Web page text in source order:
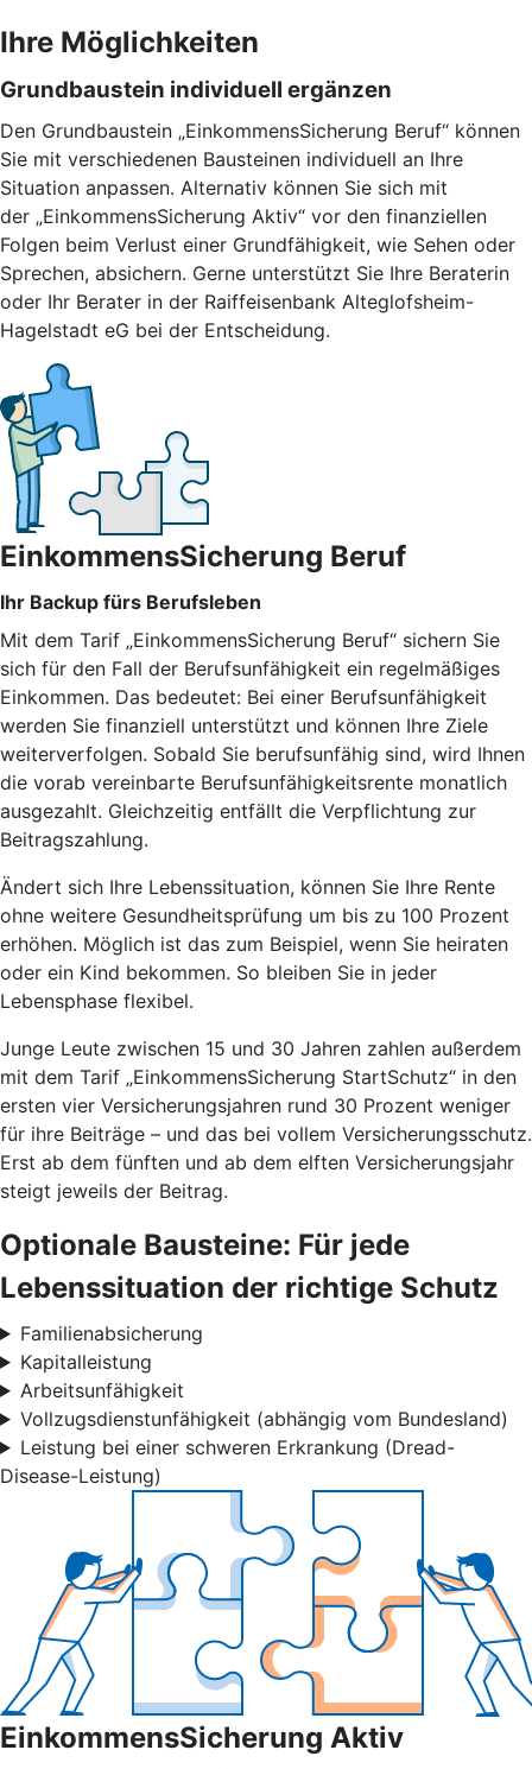
Ihre Möglichkeiten
Grundbaustein individuell ergänzen
Den Grundbaustein „EinkommensSicherung Beruf“ können
Sie mit verschiedenen Bausteinen individuell an Ihre
Situation anpassen. Alternativ können Sie sich mit
der „EinkommensSicherung Aktiv“ vor den finanziellen
Folgen beim Verlust einer Grundfähigkeit, wie Sehen oder
Sprechen, absichern. Gerne unterstützt Sie Ihre Beraterin
oder Ihr Berater in der Raiffeisenbank Alteglofsheim-
Hagelstadt eG bei der Entscheidung.
EinkommensSicherung Beruf
Ihr Backup fürs Berufsleben
Mit dem Tarif „EinkommensSicherung Beruf“ sichern Sie
sich für den Fall der Berufsunfähigkeit ein regelmäßiges
Einkommen. Das bedeutet: Bei einer Berufsunfähigkeit
werden Sie finanziell unterstützt und können Ihre Ziele
weiterverfolgen. Sobald Sie berufsunfähig sind, wird Ihnen
die vorab vereinbarte Berufsunfähigkeitsrente monatlich
ausgezahlt. Gleichzeitig entfällt die Verpflichtung zur
Beitragszahlung.
Ändert sich Ihre Lebenssituation, können Sie Ihre Rente
ohne weitere Gesundheitsprüfung um bis zu 100 Prozent
erhöhen. Möglich ist das zum Beispiel, wenn Sie heiraten
oder ein Kind bekommen. So bleiben Sie in jeder
Lebensphase flexibel.
Junge Leute zwischen 15 und 30 Jahren zahlen außerdem
mit dem Tarif „EinkommensSicherung StartSchutz“ in den
ersten vier Versicherungsjahren rund 30 Prozent weniger
für ihre Beiträge – und das bei vollem Versicherungsschutz.
Erst ab dem fünften und ab dem elften Versicherungsjahr
steigt jeweils der Beitrag.
Optionale Bausteine: Für jede
Lebenssituation der richtige Schutz
Familienabsicherung
Kapitalleistung
Arbeitsunfähigkeit
Vollzugsdienstunfähigkeit (abhängig vom Bundesland)
Leistung bei einer schweren Erkrankung (Dread-
Disease-Leistung)
EinkommensSicherung Aktiv